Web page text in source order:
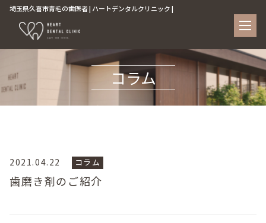
埼玉県久喜市青毛の歯医者 | ハートデンタルクリニック |
コラム
2021.04.22 コラム
歯磨き剤のご紹介